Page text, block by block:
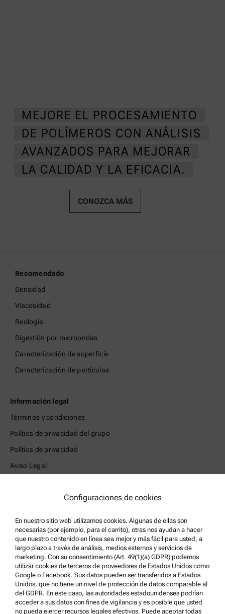
MEJORE EL PROCESAMIENTO
DE POLÍMEROS CON ANÁLISIS
AVANZADOS PARA MEJORAR
LA CALIDAD Y LA EFICACIA.
CONOZCA MÁS
Recomendado
Densidad
Viscosidad
Reología
Digestión por microondas
Caracterización de superficie
Caracterización de partículas
Información legal
Términos y condiciones
Política de privacidad del grupo
Política de privacidad
Aviso Legal
Marcas comerciales
Asistencia para el producto
Anton Paar Certified Service
Declaración de seguridad
Centros técnicos Anton Paar
Comuníquese con nosotros
Configuraciones de cookies
En nuestro sitio web utilizamos cookies. Algunas de ellas son
necesarias (por ejemplo, para el carrito), otras nos ayudan a hacer
que nuestro contenido en línea sea mejor y más fácil para usted, a
largo plazo a través de análisis, medios externos y servicios de
marketing. Con su consentimiento (Art. 49(1)(a) GDPR) podemos
utilizar cookies de terceros de proveedores de Estados Unidos como
Google o Facebook. Sus datos pueden ser transferidos a Estados
Unidos, que no tiene un nivel de protección de datos comparable al
del GDPR. En este caso, las autoridades estadounidenses podrían
acceder a sus datos con fines de vigilancia y es posible que usted
no pueda ejercer recursos legales efectivos. Puede aceptar todas